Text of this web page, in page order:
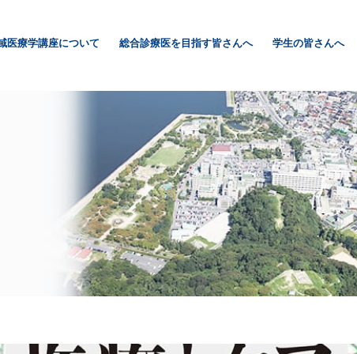
医療学講座について 総合診療医を目指す皆さんへ 学生の皆さんへ